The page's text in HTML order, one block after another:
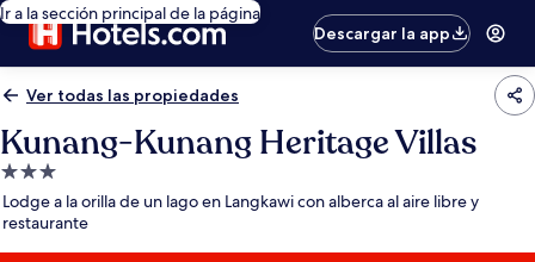
Ir a la sección principal de la página
Descargar la app
Ver todas las propiedades
Kunang-Kunang Heritage Villas
Propiedad
de
3.0
estrellas
Lodge a la orilla de un lago en Langkawi con alberca al aire libre y
restaurante